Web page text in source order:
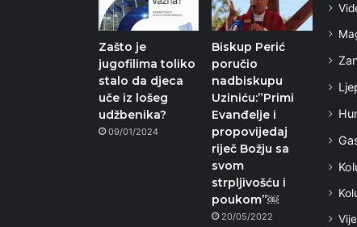
Zašto je
jugofilima toliko
stalo da djeca
uče iz lošeg
udžbenika?
09/01/2024
Biskup Perić
poručio
nadbiskupu
Uziniću:”Primi
Evanđelje i
propovijedaj
riječ Božju sa
svom
strpljivošću i
poukom”￼
20/05/2022